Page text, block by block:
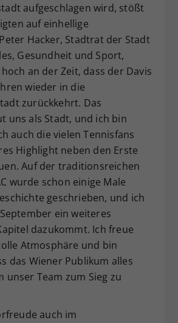
aufgeschlagen wird, stößt
auf einhellige
Hacker, Stadtrat der Stadt
Gesundheit und Sport,
an der Zeit, dass der Davis
wieder in die
zurückkehrt. Das
uns als Stadt, und ich bin
auch die vielen Tennisfans
Highlight neben den Erste
Auf der traditionsreichen
wurde schon einige Male
geschrieben, und ich
ein weiteres
dazukommt. Ich freue
Atmosphäre und bin
das Wiener Publikum alles
unser Team zum Sieg zu
auch im